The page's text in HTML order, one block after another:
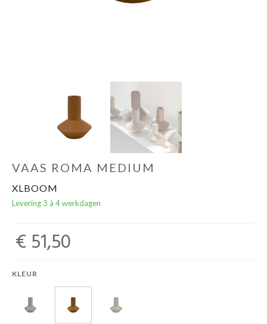
VAAS ROMA MEDIUM
XLBOOM
Levering 3 à 4 werkdagen
€ 51,50
KLEUR